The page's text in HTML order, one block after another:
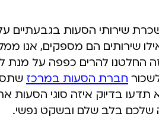
שירותי הסעות בגבעתיים
אילו שירותים הם מספקים, אנו
להרים כפפה על מנת
חברת הסעות במרכז
בדיוק איזה סוגי הסעות
שלכם בלב שלם ובשקט נפשי.